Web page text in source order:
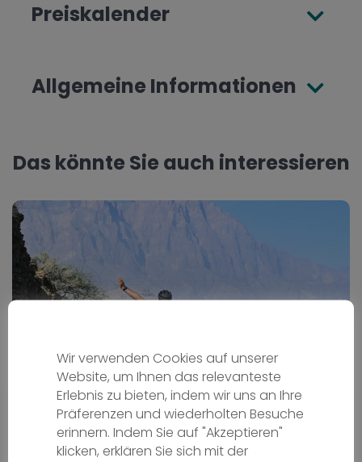
Preiskalender
Allgemeine Informationen
Das könnte Sie auch interessieren
Oman auf zwei Rädern
Radreisen
Wir verwenden Cookies auf unserer
Website, um Ihnen das relevanteste
Erlebnis zu bieten, indem wir uns an Ihre
Präferenzen und wiederholten Besuche
erinnern. Indem Sie auf "Akzeptieren"
klicken, erklären Sie sich mit der